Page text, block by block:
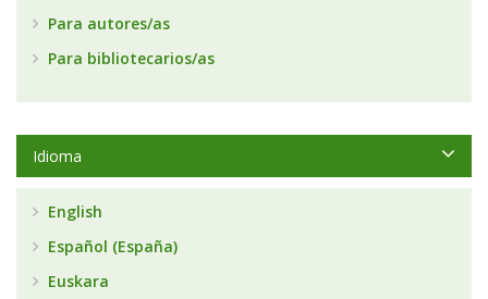
Para autores/as
Para bibliotecarios/as
Idioma
English
Español (España)
Euskara